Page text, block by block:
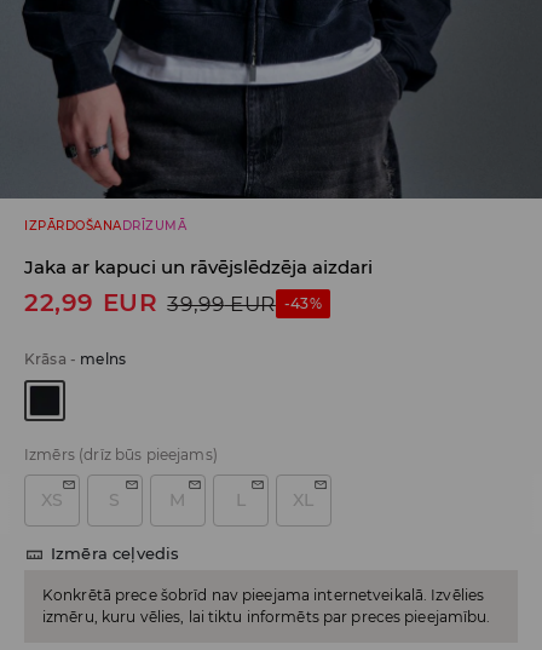
IZPĀRDOŠANA DRĪZUMĀ
Jaka ar kapuci un rāvējslēdzēja aizdari
22,99 EUR 39,99 EUR -43%
Krāsa - melns
Izmērs (drīz būs pieejams)
XS S M L XL
Izmēra ceļvedis
Konkrētā prece šobrīd nav pieejama internetveikalā. Izvēlies
izmēru, kuru vēlies, lai tiktu informēts par preces pieejamību.